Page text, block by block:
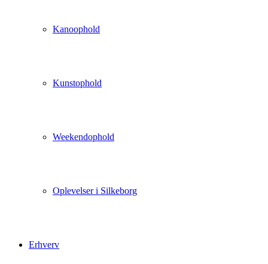
Kanoophold
Kunstophold
Weekendophold
Oplevelser i Silkeborg
Erhverv